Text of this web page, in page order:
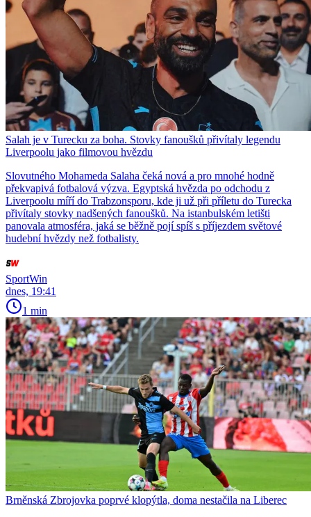
Salah je v Turecku za boha. Stovky fanoušků přivítaly legendu
Liverpoolu jako filmovou hvězdu
Slovutného Mohameda Salaha čeká nová a pro mnohé hodně
překvapivá fotbalová výzva. Egyptská hvězda po odchodu z
Liverpoolu míří do Trabzonsporu, kde ji už při příletu do Turecka
přivítaly stovky nadšených fanoušků. Na istanbulském letišti
panovala atmosféra, jaká se běžně pojí spíš s příjezdem světové
hudební hvězdy než fotbalisty.
SportWin
dnes, 19:41
1 min
Brněnská Zbrojovka poprvé klopýtla, doma nestačila na Liberec